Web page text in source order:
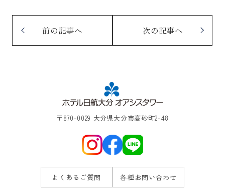
前の記事へ 次の記事へ
〒870-0029 大分県大分市高砂町2-48
よくあるご質問 各種お問い合わせ